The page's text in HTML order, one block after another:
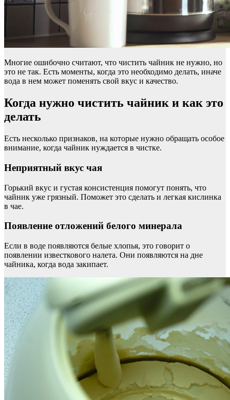
Многие ошибочно считают, что чистить чайник не нужно, но
это не так. Есть моменты, когда это необходимо делать, иначе
вода в нем может поменять свой вкус и качество.
Когда нужно чистить чайник и как это
делать
Есть несколько признаков, на которые нужно обращать особое
внимание, когда чайник нуждается в чистке.
Неприятный вкус чая
Горький вкус и густая консистенция помогут понять, что
чайник уже грязный. Поможет это сделать и легкая кислинка
в чае.
Появление отложений белого минерала
Если в воде появляются белые хлопья, это говорит о
появлении известкового налета. Они появляются на дне
чайника, когда вода закипает.